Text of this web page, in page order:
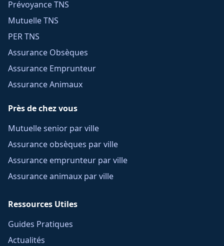
Prévoyance TNS
Mutuelle TNS
PER TNS
Assurance Obsèques
Assurance Emprunteur
Assurance Animaux
Près de chez vous
Mutuelle senior par ville
Assurance obsèques par ville
Assurance emprunteur par ville
Assurance animaux par ville
Ressources Utiles
Guides Pratiques
Actualités